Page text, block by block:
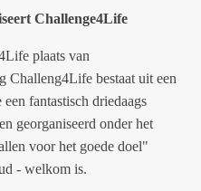
Challenge4Life
plaats van
Challeng4Life bestaat uit een
fantastisch driedaags
georganiseerd onder het
voor het goede doel"
- welkom is.